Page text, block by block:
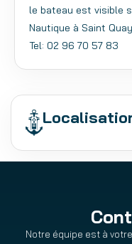
le bateau est visible
Nautique à Saint
Tel: 02 96 70 57 83
Notre équipe est à